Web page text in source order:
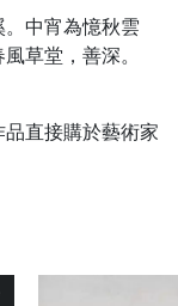
中宵為憶秋雲
草堂，善深。
直接購於藝術家